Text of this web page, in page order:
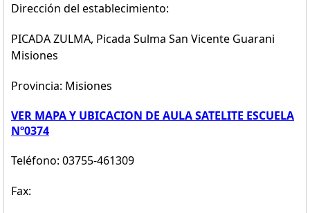
Dirección del establecimiento:
PICADA ZULMA, Picada Sulma San Vicente Guarani
Misiones
Provincia: Misiones
VER MAPA Y UBICACION DE AULA SATELITE ESCUELA
Nº0374
Teléfono: 03755-461309
Fax: